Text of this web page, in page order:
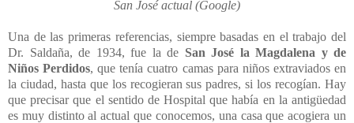
San José actual (Google)
Una de las primeras referencias, siempre basadas en el trabajo del
Dr. Saldaña, de 1934, fue la de San José la Magdalena y de
Niños Perdidos, que tenía cuatro camas para niños extraviados en
la ciudad, hasta que los recogieran sus padres, si los recogían. Hay
que precisar que el sentido de Hospital que había en la antigüedad
es muy distinto al actual que conocemos, una casa que acogiera un